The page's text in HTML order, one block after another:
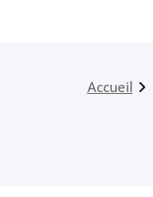
Accueil